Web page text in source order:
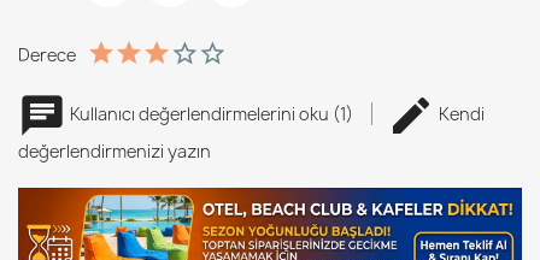
Derece
Kullanıcı değerlendirmelerini oku (1)
Kendi
değerlendirmenizi yazın